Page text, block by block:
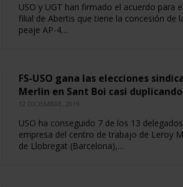
USO y UGT han firmado el acuerdo para
filial de Abertis que tiene la concesión de
peaje AP-4…
FS-USO gana las elecciones
Merlin en Sant Boi casi
12 DICIEMBRE, 2019
USO ha conseguido 7 de los 13
empresa del centro de trabajo de Leroy
de Llobregat (Barcelona),…